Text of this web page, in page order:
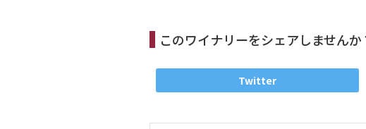
このワイナリーをシェアしませんか
Twitter